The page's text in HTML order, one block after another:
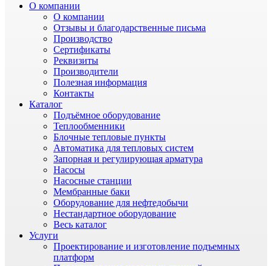
О компании
О компании
Отзывы и благодарственные письма
Производство
Сертификаты
Реквизиты
Производители
Полезная информация
Контакты
Каталог
Подъёмное оборудование
Теплообменники
Блочные тепловые пункты
Автоматика для тепловых систем
Запорная и регулирующая арматура
Насосы
Насосные станции
Мембранные баки
Оборудование для нефтедобычи
Нестандартное оборудование
Весь каталог
Услуги
Проектирование и изготовление подъемных
платформ